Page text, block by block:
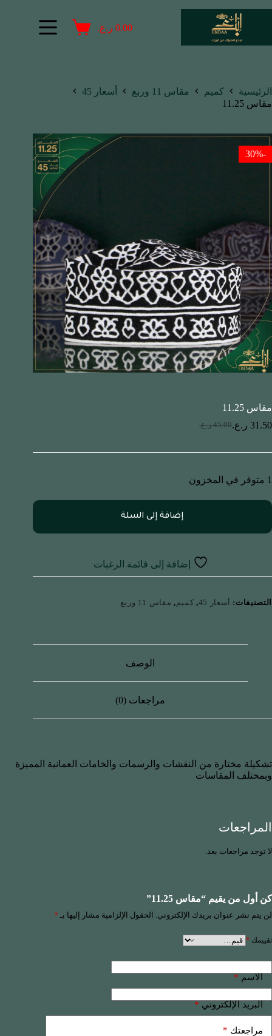
0.00 ر.ع.
الرئيسية كميم مقاس 11 وربع
أسعار 45
مقاس 11.25
-30%
مقاس 11.25
45.00 ر.ع. 31.50 ر.ع.
1 متوفر في المخزون
إضافة إلى السلة
إضافة إلى قائمة الرغبات
التصنيفات: أسعار 45 , كميم , مقاس 11 وربع
الوصف
مراجعات (0)
تشكيلة مختارة من النقشات والرسمات والخامات العمانية المميزة
وبمختلف المقاسات
المراجعات
لا توجد مراجعات بعد.
كن أول من يقيم “مقاس 11.25”
لن يتم نشر عنوان بريدك الإلكتروني. الحقول الإلزامية مشار إليها بـ *
تقييمك *
الاسم*
البريد الإلكتروني*
مراجعتك *